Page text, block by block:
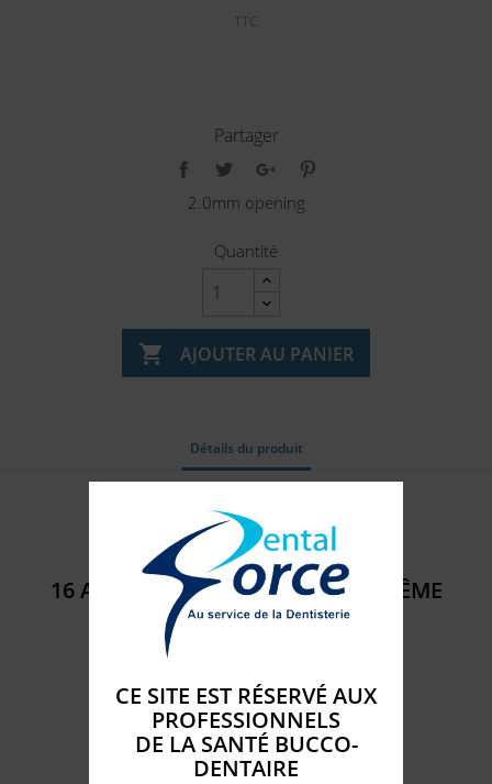
TTC
Partager
2.0mm opening
Quantité
 AJOUTER AU PANIER
Détails du produit
Référence
16 AUTRES PRODUITS DANS LA MÊME
CATÉGORIE :
CE SITE EST RÉSERVÉ AUX
PROFESSIONNELS
DE LA SANTÉ BUCCO-
DENTAIRE